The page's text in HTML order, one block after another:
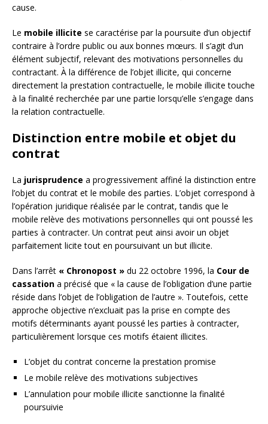
cause.
Le mobile illicite se caractérise par la poursuite d’un objectif
contraire à l’ordre public ou aux bonnes mœurs. Il s’agit d’un
élément subjectif, relevant des motivations personnelles du
contractant. À la différence de l’objet illicite, qui concerne
directement la prestation contractuelle, le mobile illicite touche
à la finalité recherchée par une partie lorsqu’elle s’engage dans
la relation contractuelle.
Distinction entre mobile et objet du
contrat
La jurisprudence a progressivement affiné la distinction entre
l’objet du contrat et le mobile des parties. L’objet correspond à
l’opération juridique réalisée par le contrat, tandis que le
mobile relève des motivations personnelles qui ont poussé les
parties à contracter. Un contrat peut ainsi avoir un objet
parfaitement licite tout en poursuivant un but illicite.
Dans l’arrêt « Chronopost » du 22 octobre 1996, la Cour de
cassation a précisé que « la cause de l’obligation d’une partie
réside dans l’objet de l’obligation de l’autre ». Toutefois, cette
approche objective n’excluait pas la prise en compte des
motifs déterminants ayant poussé les parties à contracter,
particulièrement lorsque ces motifs étaient illicites.
L’objet du contrat concerne la prestation promise
Le mobile relève des motivations subjectives
L’annulation pour mobile illicite sanctionne la finalité
poursuivie